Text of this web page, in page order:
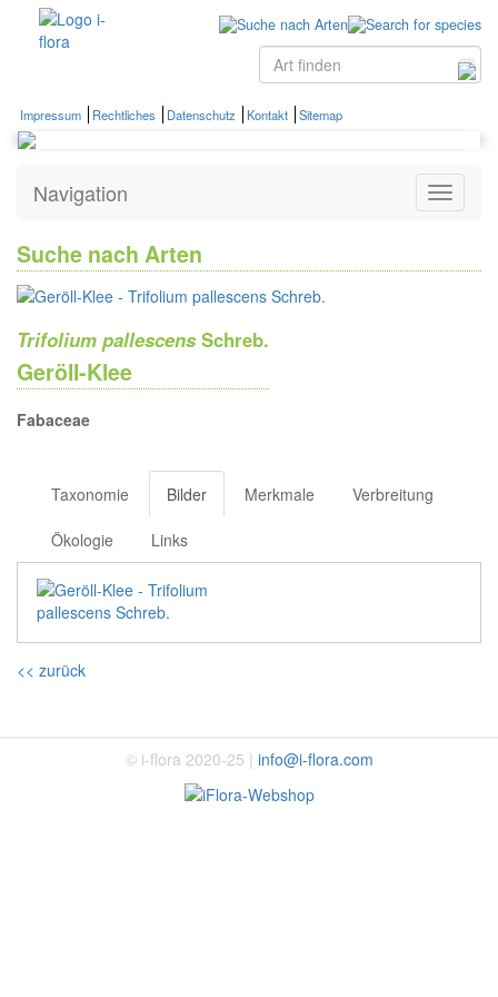
Impressum Rechtliches Datenschutz Kontakt Sitemap
Zeige
Navigation
Suche nach Arten
Trifolium pallescensSchreb.
Geröll-Klee
Fabaceae
Taxonomie Bilder Merkmale Verbreitung
Ökologie Links
<< zurück
© i-flora 2020-25 | info@i-flora.com